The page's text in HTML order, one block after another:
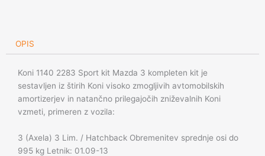
OPIS
Koni 1140 2283 Sport kit Mazda 3 kompleten kit je
sestavljen iz štirih Koni visoko zmogljivih avtomobilskih
amortizerjev in natančno prilegajočih zniževalnih Koni
vzmeti, primeren z vozila:
3 (Axela) 3 Lim. / Hatchback Obremenitev sprednje osi do
995 kg Letnik: 01.09-13